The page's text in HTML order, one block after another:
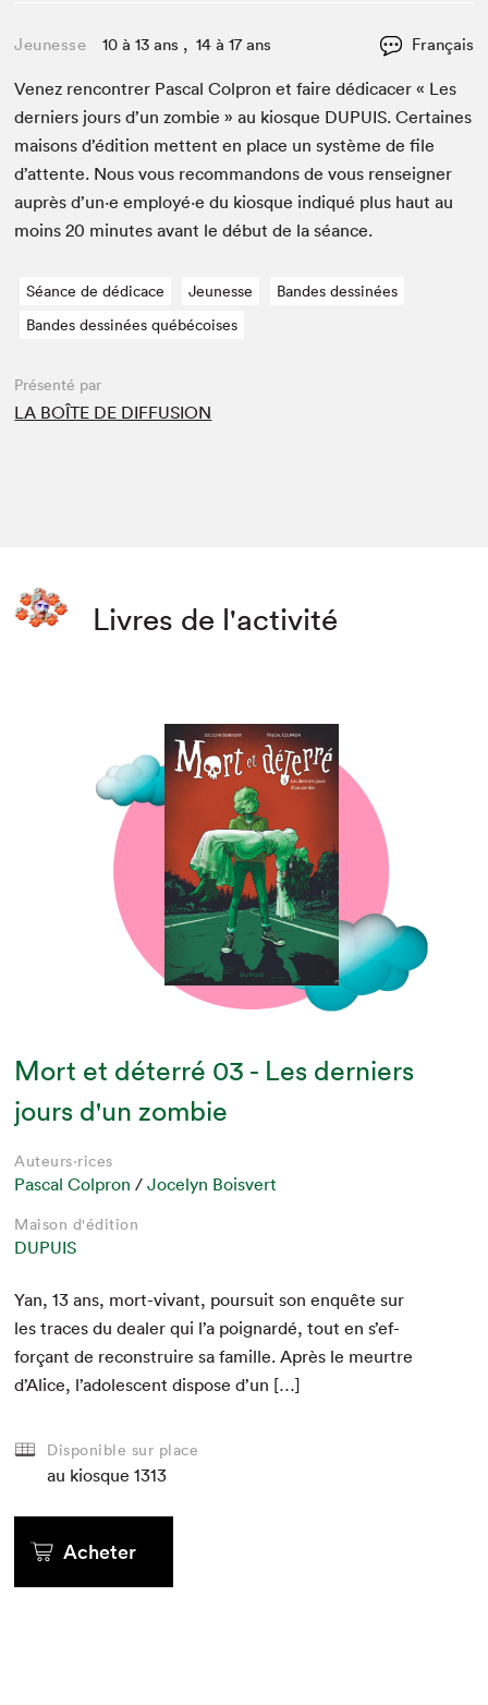
Jeunesse 10 à 13 ans , 14 à 17 ans Français
Venez ren­con­tr­er Pas­cal Col­pron et faire dédi­cac­er « Les
derniers jours d’un zom­bie » au kiosque DUPUIS. Cer­taines
maisons d’édi­tion met­tent en place un sys­tème de file
d’at­tente. Nous vous recom­man­dons de vous ren­seign­er
auprès d’un·e employé·e du kiosque indiqué plus haut au
moins20 min­utes avant le début de la séance.
Séance de dédicace Jeunesse
Bandes dessinées
Bandes dessinées québécoises
Présenté par
LA BOÎTE DE DIFFUSION
Livres de l'activité
Mort et déterré 03 - Les derniers
jours d'un zombie
Auteurs·rices
Pascal Colpron /Jocelyn Boisvert
Maison d'édition
DUPUIS
Yan,13 ans, mort-vivant, pour­suit son enquête sur
les traces du deal­er qui l’a poignardé, tout en s’ef­
forçant de recon­stru­ire sa famille. Après le meurtre
d’Al­ice, l’ado­les­cent dis­pose d’un […]
Disponible sur place
au kiosque 1313
Acheter